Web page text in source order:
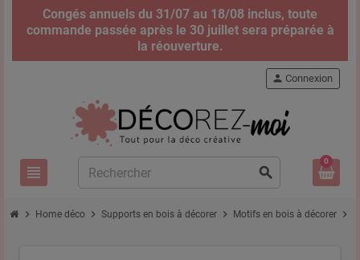
Congés annuels du 31/07 au 18/08 inclus, toute
commande passée après le 30 juillet sera préparée à
la réouverture.
view_headline search
person Connexion
0
chevron_right Home déco chevron_right Supports en bois à décorer chevron_right Motifs en bois à décorer chevron_right